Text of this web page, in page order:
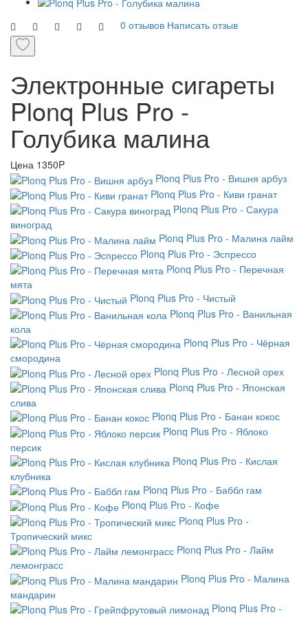
0 отзывов Написать отзыв
Электронные сигареты
Plonq Plus Pro -
Голубика малина
Цена 1350P
Plonq Plus Pro - Вишня арбуз
Plonq Plus Pro - Киви гранат
Plonq Plus Pro - Сакура
виноград
Plonq Plus Pro - Малина лайм
Plonq Plus Pro - Эспрессо
Plonq Plus Pro - Перечная
мята
Plonq Plus Pro - Чистый
Plonq Plus Pro - Ванильная
кола
Plonq Plus Pro - Чёрная
смородина
Plonq Plus Pro - Лесной орех
Plonq Plus Pro - Японская
слива
Plonq Plus Pro - Банан кокос
Plonq Plus Pro - Яблоко
персик
Plonq Plus Pro - Кислая
клубника
Plonq Plus Pro - Баббл гам
Plonq Plus Pro - Кофе
Plonq Plus Pro -
Тропический микс
Plonq Plus Pro - Лайм
лемонграсс
Plonq Plus Pro - Малина
мандарин
Plonq Plus Pro -